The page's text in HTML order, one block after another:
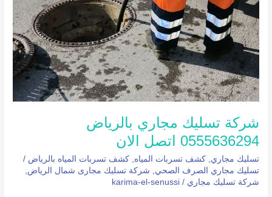
شركة تسليك مجاري بالرياض
0555636294 اتصل الان
تسليك مجاري,كشف تسربات المياه,كشف تسربات المياه بالرياض /
تسليك مجاري الصرف الصحي, شركة تسليك مجارى شمال الرياض,
شركة تسليك مجاري /
karima-el-senussi
0555636294
اتصل
الان